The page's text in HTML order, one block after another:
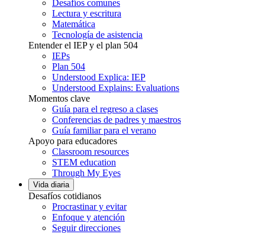
Desafíos comunes
Lectura y escritura
Matemática
Tecnología de asistencia
Entender el IEP y el plan 504
IEPs
Plan 504
Understood Explica: IEP
Understood Explains: Evaluations
Momentos clave
Guía para el regreso a clases
Conferencias de padres y maestros
Guía familiar para el verano
Apoyo para educadores
Classroom resources
STEM education
Through My Eyes
Vida diaria
Desafíos cotidianos
Procrastinar y evitar
Enfoque y atención
Seguir direcciones